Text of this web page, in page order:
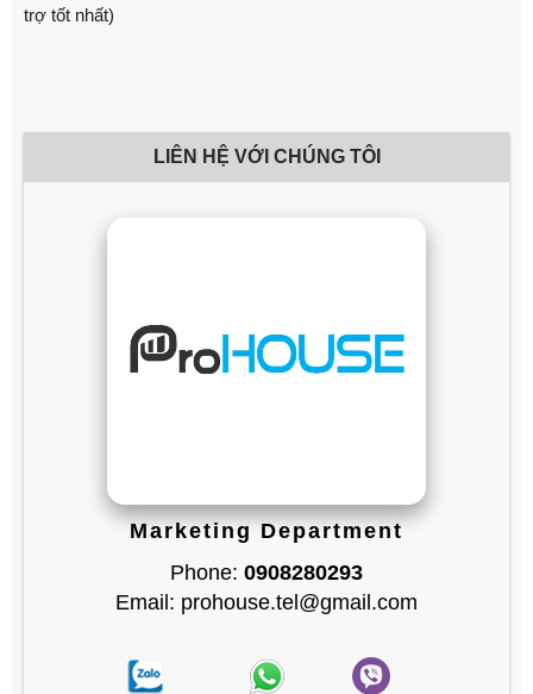
trợ tốt nhất)
LIÊN HỆ VỚI CHÚNG TÔI
Marketing Department
Phone: 0908280293
Email: prohouse.tel@gmail.com